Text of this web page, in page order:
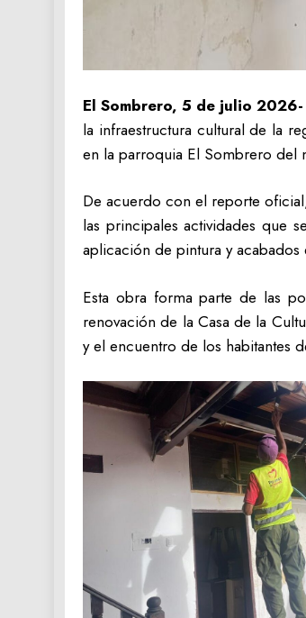
El Sombrero, 5 de julio 2026-
la infraestructura cultural de la
en la parroquia El Sombrero del
De acuerdo con el reporte
las principales actividades que
aplicación de pintura y acabados
Esta obra forma parte de las
renovación de la Casa de la
y el encuentro de los habitantes